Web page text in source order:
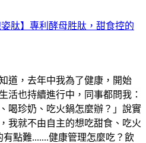
肽】專利酵母胜肽，甜食控的
道，去年中我為了健康，開始
活也持續進行中，同事都問我：
喝珍奶、吃火鍋怎麼辦？」說實
我就不由自主的想吃甜食、吃火
點難.......健康管理怎麼吃？飲